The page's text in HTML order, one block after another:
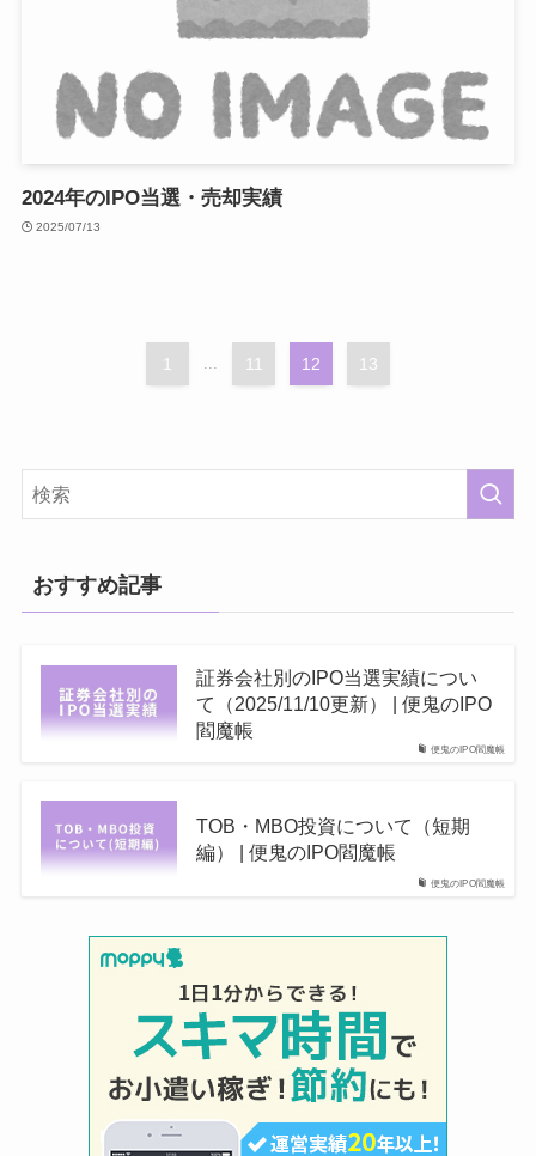
2024年のIPO当選・売却実績
2025/07/13
1 11 12 13
おすすめ記事
便鬼のIPO閻魔帳
証券会社別のIPO当選実績につい
て（2025/11/10更新） | 便鬼のIPO
閻魔帳
便鬼のIPO閻魔帳
TOB・MBO投資について（短期
編） | 便鬼のIPO閻魔帳